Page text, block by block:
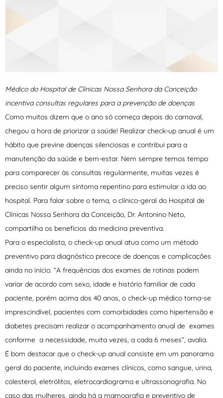
Médico do Hospital de Clínicas Nossa Senhora da Conceição
incentiva consultas regulares para a prevenção de doenças
Como muitos dizem que o ano só começa depois do carnaval,
chegou a hora de priorizar a saúde! Realizar check-up anual é um
hábito que previne doenças silenciosas e contribui para a
manutenção da saúde e bem-estar. Nem sempre temos tempo
para comparecer às consultas regularmente, muitas vezes é
preciso sentir algum sintoma repentino para estimular a ida ao
hospital. Para falar sobre o tema, o clínico-geral do Hospital de
Clínicas Nossa Senhora da Conceição, Dr. Antonino Neto,
compartilha os benefícios da medicina preventiva.
Para o especialista, o check-up anual atua como um método
preventivo para diagnóstico precoce de doenças e complicações
ainda no início. “A frequências dos exames de rotinas podem
variar de acordo com sexo, idade e histório familiar de cada
paciente, porém acima dos 40 anos, o check-up médico torna-se
imprescindível, pacientes com comorbidades como hipertensão e
diabetes precisam realizar o acompanhamento anual de exames
conforme a necessidade, muita vezes, a cada 6 meses”, avalia.
É bom destacar que o check-up anual consiste em um panorama
geral do paciente, incluindo exames clínicos, como sangue, urina,
colesterol, eletrólitos, eletrocardiograma e ultrassonografia. No
caso das mulheres, ainda há a mamografia e preventivo de